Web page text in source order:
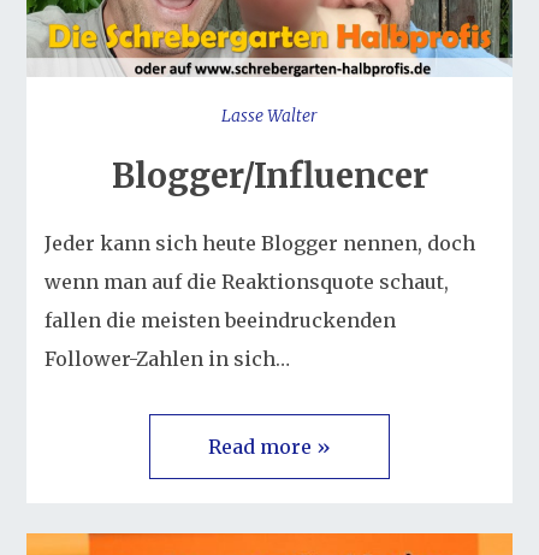
Lasse Walter
Blogger/Influencer
Jeder kann sich heute Blogger nennen, doch
wenn man auf die Reaktionsquote schaut,
fallen die meisten beeindruckenden
Follower-Zahlen in sich…
Read more »